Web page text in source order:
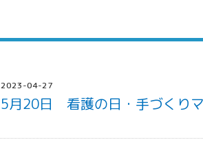
2023-04-27
5月20日 看護の日・手づくりマ